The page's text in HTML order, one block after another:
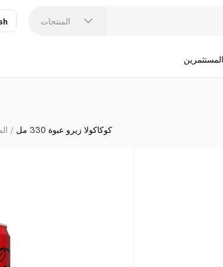
المنتجات
كوكاكولا زيرو عبوة 330 مل